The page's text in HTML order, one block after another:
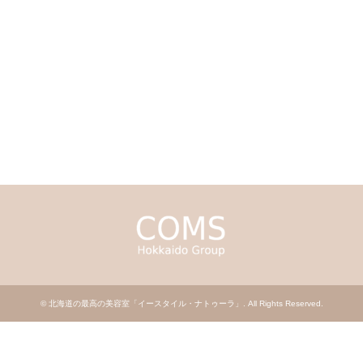
© 北海道の最高の美容室「イースタイル・ナトゥーラ」 . All Rights Reserved.